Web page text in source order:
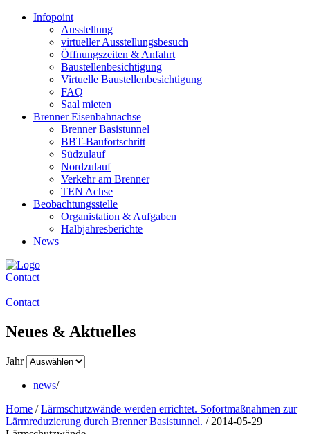
Infopoint
Ausstellung
virtueller Ausstellungsbesuch
Öffnungszeiten & Anfahrt
Baustellenbesichtigung
Virtuelle Baustellenbesichtigung
FAQ
Saal mieten
Brenner Eisenbahnachse
Brenner Basistunnel
BBT-Baufortschritt
Südzulauf
Nordzulauf
Verkehr am Brenner
TEN Achse
Beobachtungsstelle
Organistation & Aufgaben
Halbjahresberichte
News
Contact
Contact
Neues & Aktuelles
Jahr
news/
Home /Lärmschutzwände werden errichtet. Sofortmaßnahmen zur
Lärmreduzierung durch Brenner Basistunnel. / 2014-05-29